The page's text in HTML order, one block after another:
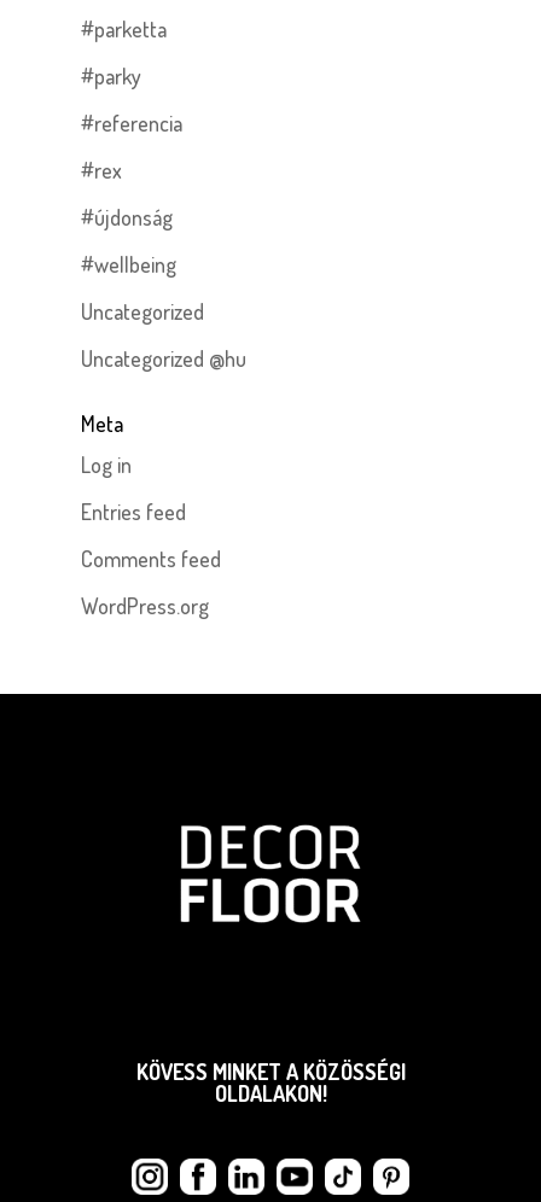
#parketta
#parky
#referencia
#rex
#újdonság
#wellbeing
Uncategorized
Uncategorized @hu
Meta
Log in
Entries feed
Comments feed
WordPress.org
KÖVESS MINKET A KÖZÖSSÉGI
OLDALAKON!